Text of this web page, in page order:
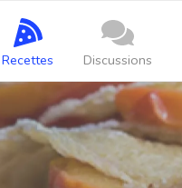
Recettes Discussions